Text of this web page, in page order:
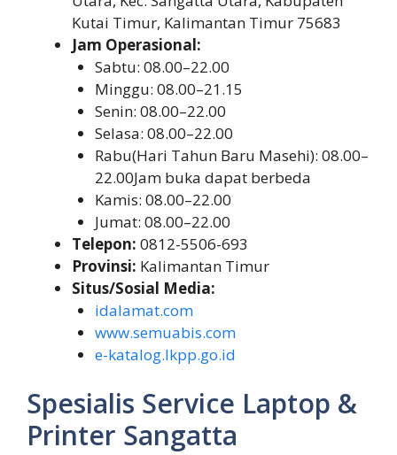
Kutai Timur, Kalimantan Timur 75683
Jam Operasional:
Sabtu: 08.00–22.00
Minggu: 08.00–21.15
Senin: 08.00–22.00
Selasa: 08.00–22.00
Rabu(Hari Tahun Baru Masehi): 08.00–
22.00Jam buka dapat berbeda
Kamis: 08.00–22.00
Jumat: 08.00–22.00
Telepon: 0812-5506-693
Provinsi: Kalimantan Timur
Situs/Sosial Media:
idalamat.com
www.semuabis.com
e-katalog.lkpp.go.id
Spesialis Service Laptop &
Printer Sangatta